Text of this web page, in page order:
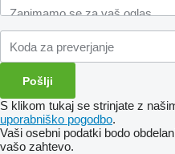
S klikom tukaj se strinjate z
uporabniško pogodbo.
Vaši osebni podatki bodo
vašo zahtevo.